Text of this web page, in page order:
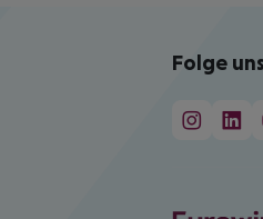
Folge uns